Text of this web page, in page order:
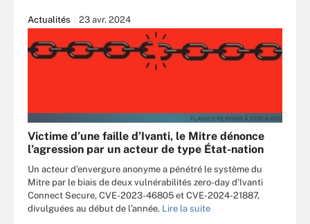
Actualités 23 avr. 2024
FLAVIJUS PILIPONIS Â STOCK.ADO
Victime d’une faille d’Ivanti, le Mitre dénonce
l’agression par un acteur de type État-nation
Un acteur d’envergure anonyme a pénétré le système du
Mitre par le biais de deux vulnérabilités zero-day d’Ivanti
Connect Secure, CVE-2023-46805 et CVE-2024-21887,
divulguées au début de l’année. Lire la suite